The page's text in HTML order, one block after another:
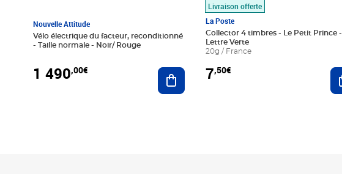
Nouvelle Attitude
Vélo électrique du facteur, reconditionné
- Taille normale - Noir/ Rouge
1 490,00€ Ajouter au panier
Livraison offerte
La Poste
Collector 4 timbres - Le Petit Prince -
Lettre Verte
20g / France
7,50€